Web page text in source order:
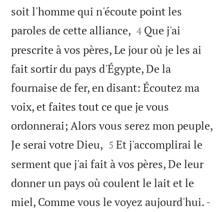
soit l'homme qui n'écoute point les
paroles de cette alliance, 

4 Que j'ai
prescrite à vos pères, Le jour où je les ai
fait sortir du pays d'Égypte, De la
fournaise de fer, en disant: Écoutez ma
voix, et faites tout ce que je vous
ordonnerai; Alors vous serez mon peuple,
Je serai votre Dieu, 

5 Et j'accomplirai le
serment que j'ai fait à vos pères, De leur
donner un pays où coulent le lait et le
miel, Comme vous le voyez aujourd'hui. -